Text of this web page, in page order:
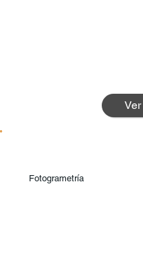
Fotogrametría